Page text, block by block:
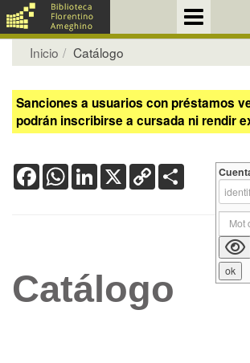
Inicio Catálogo
Sanciones a usuarios con préstamos
podrán inscribirse a cursada ni rendir
FacebookWhatsApp
LinkedIn
X Copy
Link
Catálogo